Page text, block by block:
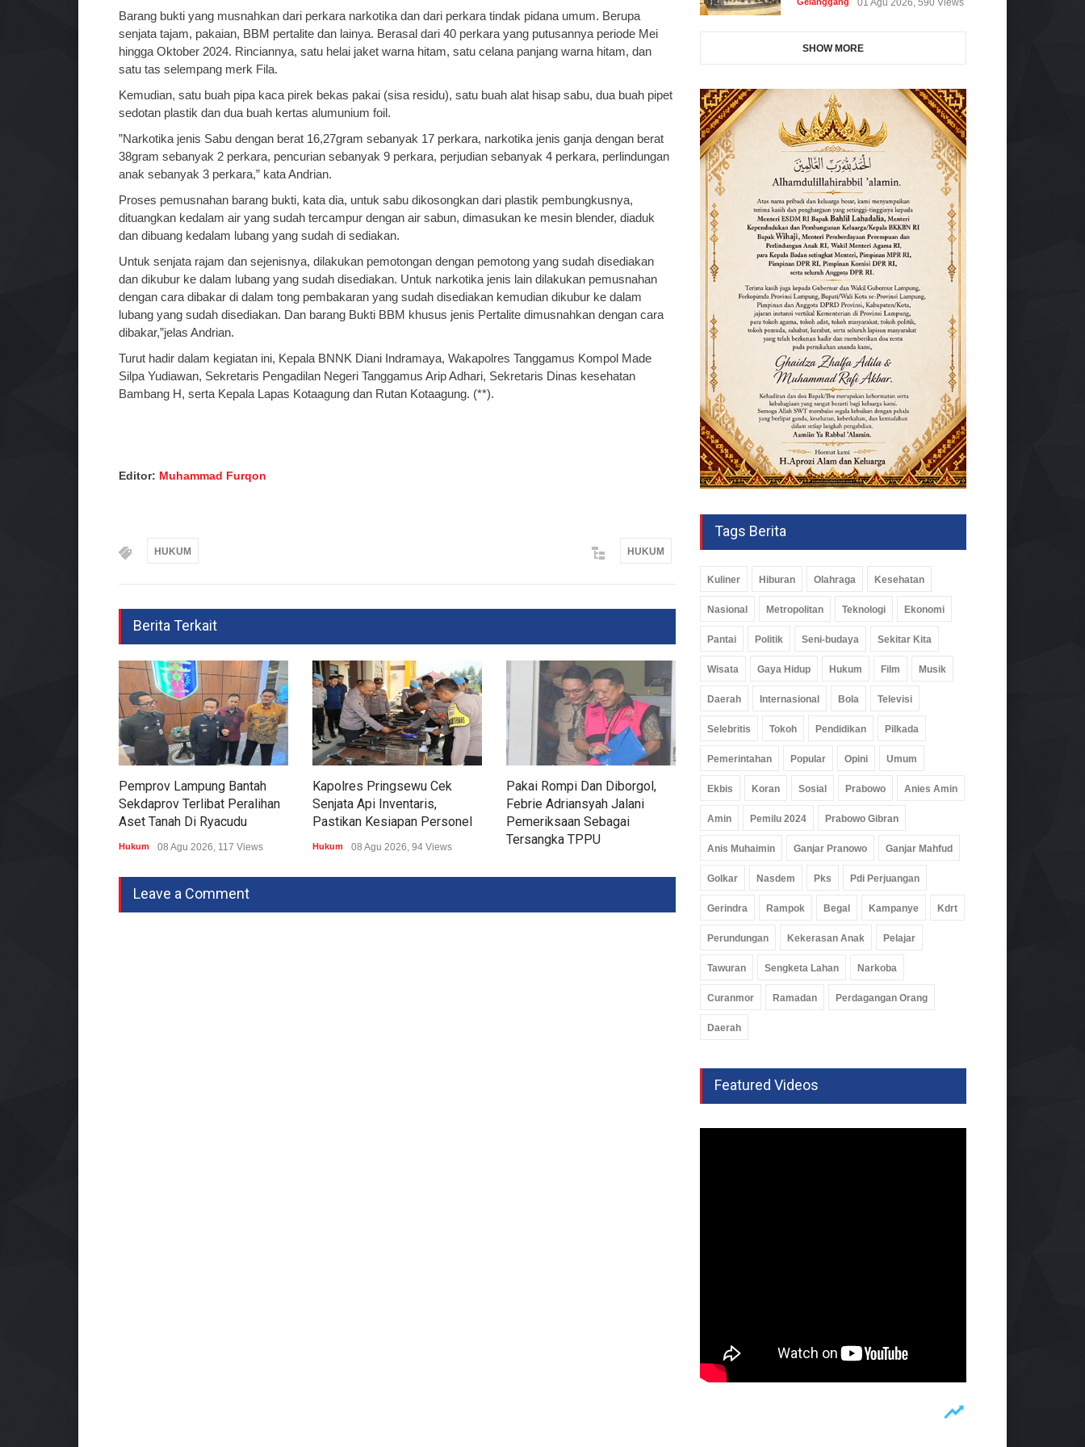
Barang bukti yang musnahkan dari perkara narkotika dan dari perkara tindak pidana umum. Berupa
senjata tajam, pakaian, BBM pertalite dan lainya. Berasal dari 40 perkara yang putusannya periode Mei
hingga Oktober 2024. Rinciannya, satu helai jaket warna hitam, satu celana panjang warna hitam, dan
satu tas selempang merk Fila.
Kemudian, satu buah pipa kaca pirek bekas pakai (sisa residu), satu buah alat hisap sabu, dua buah pipet
sedotan plastik dan dua buah kertas alumunium foil.
”Narkotika jenis Sabu dengan berat 16,27gram sebanyak 17 perkara, narkotika jenis ganja dengan berat
38gram sebanyak 2 perkara, pencurian sebanyak 9 perkara, perjudian sebanyak 4 perkara, perlindungan
anak sebanyak 3 perkara,” kata Andrian.
Proses pemusnahan barang bukti, kata dia, untuk sabu dikosongkan dari plastik pembungkusnya,
dituangkan kedalam air yang sudah tercampur dengan air sabun, dimasukan ke mesin blender, diaduk
dan dibuang kedalam lubang yang sudah di sediakan.
Untuk senjata rajam dan sejenisnya, dilakukan pemotongan dengan pemotong yang sudah disediakan
dan dikubur ke dalam lubang yang sudah disediakan. Untuk narkotika jenis lain dilakukan pemusnahan
dengan cara dibakar di dalam tong pembakaran yang sudah disediakan kemudian dikubur ke dalam
lubang yang sudah disediakan. Dan barang Bukti BBM khusus jenis Pertalite dimusnahkan dengan cara
dibakar,”jelas Andrian.
Turut hadir dalam kegiatan ini, Kepala BNNK Diani Indramaya, Wakapolres Tanggamus Kompol Made
Silpa Yudiawan, Sekretaris Pengadilan Negeri Tanggamus Arip Adhari, Sekretaris Dinas kesehatan
Bambang H, serta Kepala Lapas Kotaagung dan Rutan Kotaagung. (**).
Editor: Muhammad Furqon
HUKUM HUKUM
Berita Terkait
Pemprov Lampung Bantah
Sekdaprov Terlibat Peralihan
Aset Tanah Di Ryacudu
Hukum 08 Agu 2026, 117 Views
Kapolres Pringsewu Cek
Senjata Api Inventaris,
Pastikan Kesiapan Personel
Hukum 08 Agu 2026, 94 Views
Pakai Rompi Dan Diborgol,
Febrie Adriansyah Jalani
Pemeriksaan Sebagai
Tersangka TPPU
Polisi Temukan 995 Pucuk
Sekolah Swasta
Hukum 07 Agu 2026, 165 Views
Leave a Comment
SHOW MORE
Tags Berita
Kuliner Hiburan Olahraga Kesehatan
Nasional Metropolitan Teknologi Ekonomi
Pantai Politik Seni-budaya Sekitar Kita
Wisata Gaya Hidup Hukum Film Musik
Daerah Internasional Bola Televisi
Selebritis Tokoh Pendidikan Pilkada
Pemerintahan Popular Opini Umum
Ekbis Koran Sosial Prabowo Anies Amin
Amin Pemilu 2024 Prabowo Gibran
Anis Muhaimin Ganjar Pranowo Ganjar Mahfud
Golkar Nasdem Pks Pdi Perjuangan
Gerindra Rampok Begal Kampanye Kdrt
Perundungan Kekerasan Anak Pelajar
Tawuran Sengketa Lahan Narkoba
Curanmor Ramadan Perdagangan Orang
Daerah
Featured Videos